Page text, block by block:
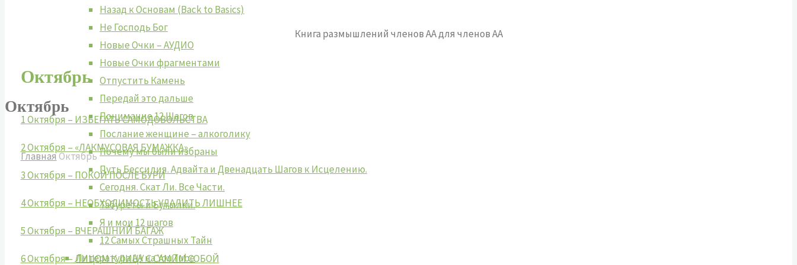
Назад к Основам (Back to Basics)
Не Господь Бог
Новые Очки – АУДИО
Новые Очки фрагментами
Отпустить Камень
Передай это дальше
Понимание 12 Шагов
Послание женщине – алкоголику
Почему мы были избраны
Путь Бессилия. Адвайта и Двенадцать Шагов к Исцелению.
Сегодня. Скат Ли. Все Части.
Табуреты и Бутылки.
Я и мои 12 шагов
12 Самых Страшных Тайн
Литература АА на YouTube
Октябрь
ГлавнаяОктябрь
Книга размышлений членов АА для членов АА
Октябрь
1 Октября – ИЗБЕГАТЬ САМОДОВОЛЬСТВА
2 Октября – «ЛАКМУСОВАЯ БУМАЖКА»
3 Октября – ПОКОЙ ПОСЛЕ БУРИ
4 Октября – НЕОБХОДИМОСТЬ УДАЛИТЬ ЛИШНЕЕ
5 Октября – ВЧЕРАШНИЙ БАГАЖ
6 Октября – ЛИЦОМ К ЛИЦУ С САМИМ СОБОЙ